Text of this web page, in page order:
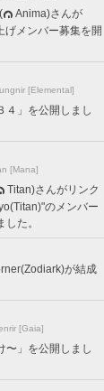
Anima)さんが
げメンバー募集を開
[Elemental]
４」を公開しまし
[Mana]
Titan)さんがリンク
のメンバー
た。
が結成
[Gaia]
〜」を公開しまし